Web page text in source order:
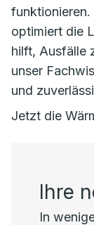
optimiert die
hilft, Ausfälle
unser
und
Jetzt die
Ihre
In